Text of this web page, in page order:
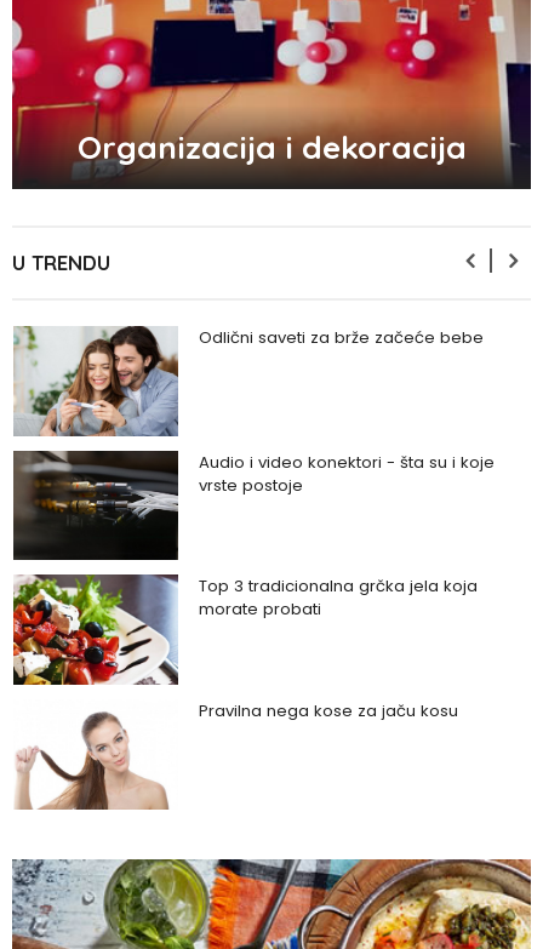
Organizacija i dekoracija
U TRENDU
5 načina kako da pobedite stres
Odlični saveti za brže začeće bebe
Audio i video konektori - šta su i koje
vrste postoje
Top 3 tradicionalna grčka jela koja
morate probati
Pravilna nega kose za jaču kosu